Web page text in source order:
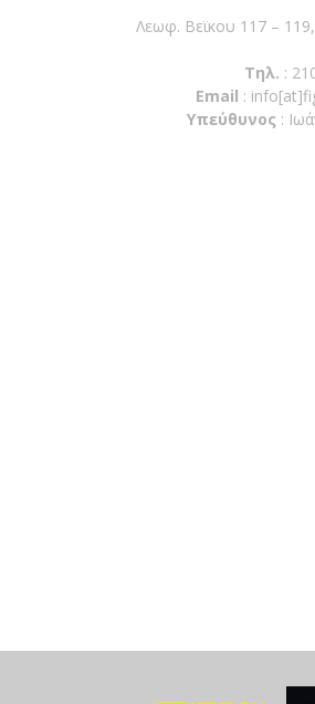
Λεωφ. Βεϊκου 117 –
Τηλ. :
Email :
Υπεύθυνος :